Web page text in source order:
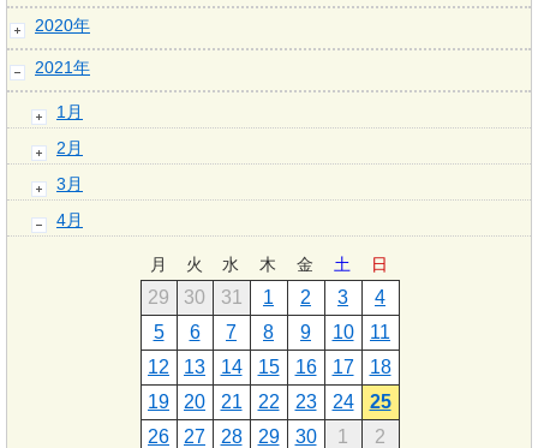
2020年
2021年
1月
2月
3月
4月
月 火 水 木 金 土 日
29 30 31 1 2 3
4
5
6 7 8 9 10
11
12
13 14 15 16 17
18
19
20 21 22 23 24
25
26
27 28 29 30 1
2